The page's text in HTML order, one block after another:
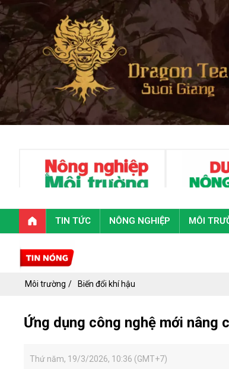
TIN TỨC NÔNG NGHIỆP MÔI
Môi trường Biến đổi khí hậu
Ứng dụng công nghệ mới nâng
Thứ năm, 19/3/2026, 10:36 (GMT+7)